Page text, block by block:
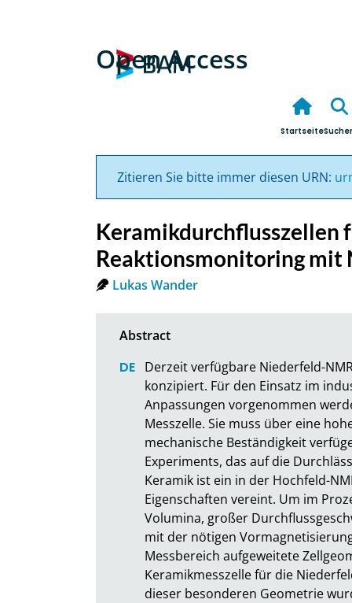
Open Access
Startseite
Zitieren Sie bitte immer diesen URN:
Keramikdurchflusszellen
Reaktionsmonitoring mit
Lukas Wander
Derzeit verfügbare Niederfeld-
konzipiert. Für den Einsatz im
Anpassungen vorgenommen
Messzelle. Sie muss über eine
mechanische Beständigkeit
Experiments, das auf die
Keramik ist ein in der Hochfeld-
Eigenschaften vereint. Um im
Volumina, großer
mit der nötigen
Messbereich aufgeweitete
Keramikmesszelle für die
dieser besonderen Geometrie